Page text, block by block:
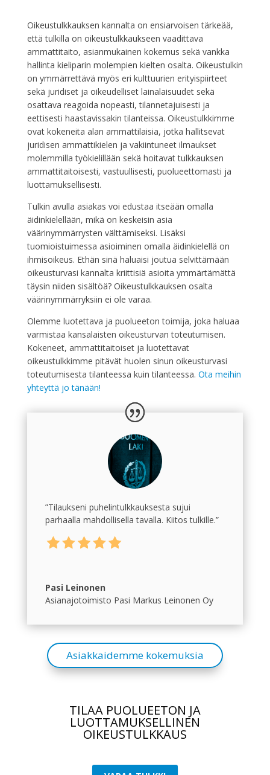
Oikeustulkkauksen kannalta on ensiarvoisen tärkeää,
että tulkilla on oikeustulkkaukseen vaadittava
ammattitaito, asianmukainen kokemus sekä vankka
hallinta kieliparin molempien kielten osalta. Oikeustulkin
on ymmärrettävä myös eri kulttuurien erityispiirteet
sekä juridiset ja oikeudelliset lainalaisuudet sekä
osattava reagoida nopeasti, tilannetajuisesti ja
eettisesti haastavissakin tilanteissa. Oikeustulkkimme
ovat kokeneita alan ammattilaisia, jotka hallitsevat
juridisen ammattikielen ja vakiintuneet ilmaukset
molemmilla työkielillään sekä hoitavat tulkkauksen
ammattitaitoisesti, vastuullisesti, puolueettomasti ja
luottamuksellisesti.
Tulkin avulla asiakas voi edustaa itseään omalla
äidinkielellään, mikä on keskeisin asia
väärinymmärrysten välttämiseksi. Lisäksi
tuomioistuimessa asioiminen omalla äidinkielellä on
ihmisoikeus. Ethän sinä haluaisi joutua selvittämään
oikeusturvasi kannalta kriittisiä asioita ymmärtämättä
täysin niiden sisältöä? Oikeustulkkauksen osalta
väärinymmärryksiin ei ole varaa.
Olemme luotettava ja puolueeton toimija, joka haluaa
varmistaa kansalaisten oikeusturvan toteutumisen.
Kokeneet, ammattitaitoiset ja luotettavat
oikeustulkkimme pitävät huolen sinun oikeusturvasi
toteutumisesta tilanteessa kuin tilanteessa. Ota meihin
yhteyttä jo tänään!
”Tilaukseni puhelintulkkauksesta sujui
parhaalla mahdollisella tavalla. Kiitos tulkille.”
Pasi Leinonen
Asianajotoimisto Pasi Markus Leinonen Oy
Asiakkaidemme kokemuksia
TILAA PUOLUEETON JA
LUOTTAMUKSELLINEN
OIKEUSTULKKAUS